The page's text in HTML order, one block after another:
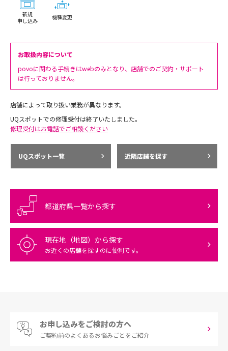
新規
申し込み
機種変更
お取扱内容について
povoに関わる手続きはwebのみとなり、店舗でのご契約・サポート
は行っておりません。
店舗によって取り扱い業務が異なります。
UQスポットでの修理受付は終了いたしました。
修理受付はお電話でご相談ください
UQスポット一覧 近隣店舗を探す
都道府県一覧から探す
現在地（地図）から探す
お近くの店舗を探すのに便利です。
お申し込みをご検討の方へ
ご契約前のよくあるお悩みごとをご紹介